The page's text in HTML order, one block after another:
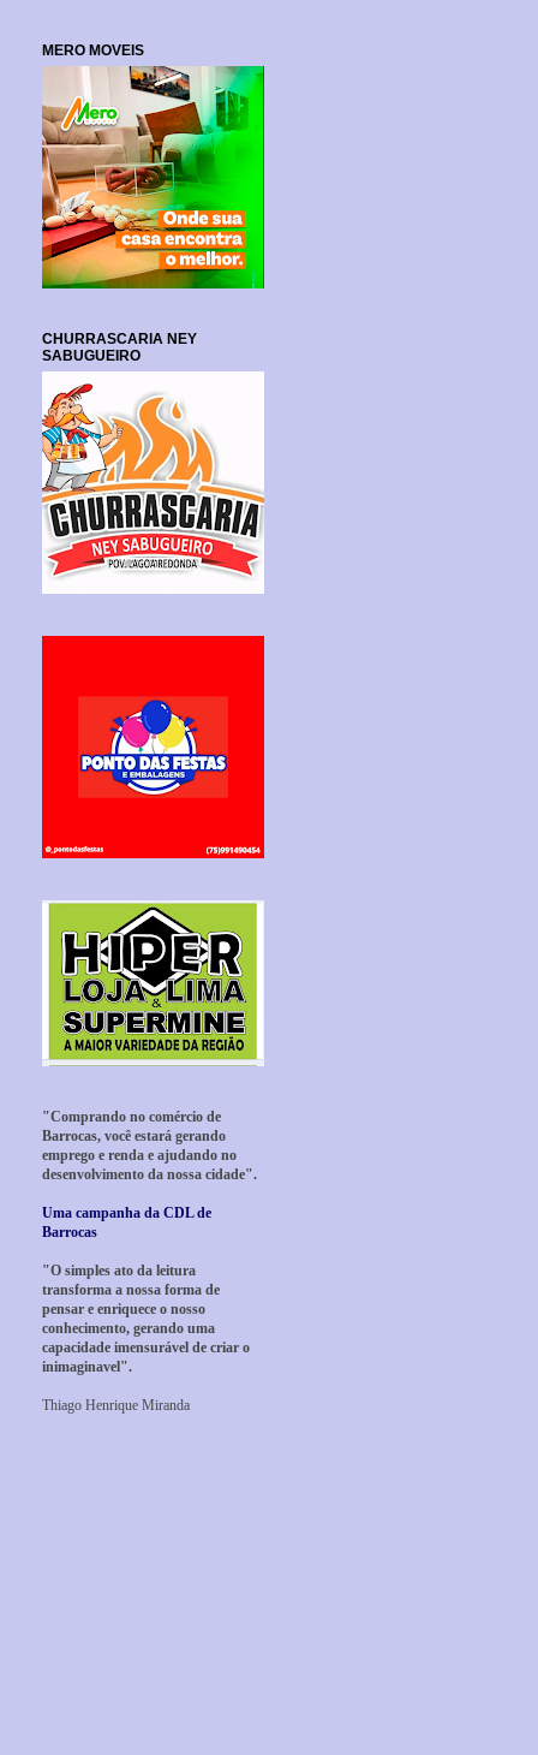
MERO MOVEIS
CHURRASCARIA NEY
SABUGUEIRO
"Comprando no comércio de
Barrocas, você estará gerando
emprego e renda e ajudando no
desenvolvimento da nossa cidade".
Uma campanha da CDL de
Barrocas
"O simples ato da leitura
transforma a nossa forma de
pensar e enriquece o nosso
conhecimento, gerando uma
capacidade imensurável de criar o
inimaginavel".
Thiago Henrique Miranda